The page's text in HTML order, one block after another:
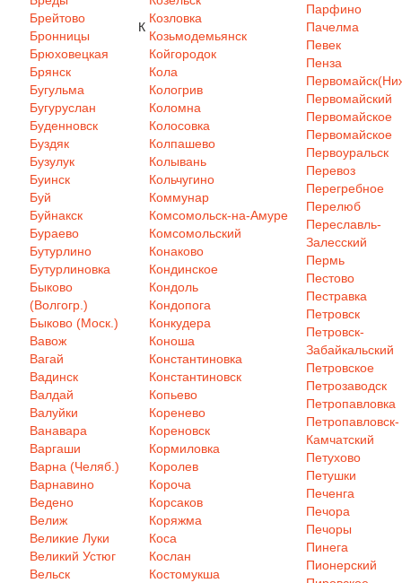
Брейтово
Бронницы
Брюховецкая
Брянск
Бугульма
Бугуруслан
Буденновск
Буздяк
Бузулук
Буинск
Буй
Буйнакск
Бураево
Бутурлино
Бутурлиновка
Быково
(Волгогр.)
Быково (Моск.)
Вавож
Вагай
Вадинск
Валдай
Валуйки
Ванавара
Варгаши
Варна (Челяб.)
Варнавино
Ведено
Велиж
Великие Луки
Великий Устюг
Вельск
К
Козловка
Козьмодемьянск
Койгородок
Кола
Кологрив
Коломна
Колосовка
Колпашево
Колывань
Кольчугино
Коммунар
Комсомольск-на-Амуре
Комсомольский
Конаково
Кондинское
Кондоль
Кондопога
Конкудера
Коноша
Константиновка
Константиновск
Копьево
Коренево
Кореновск
Кормиловка
Королев
Короча
Корсаков
Коряжма
Коса
Кослан
Костомукша
Парфино
Пачелма
Певек
Пенза
Первомайский
Первомайское
Первомайское
Первоуральск
Перевоз
Перегребное
Перелюб
Переславль-
Залесский
Пермь
Пестово
Пестравка
Петровск
Петровск-
Забайкальский
Петровское
Петрозаводск
Петропавловка
Петропавловск-
Камчатский
Петухово
Петушки
Печенга
Печора
Печоры
Пинега
Пионерский